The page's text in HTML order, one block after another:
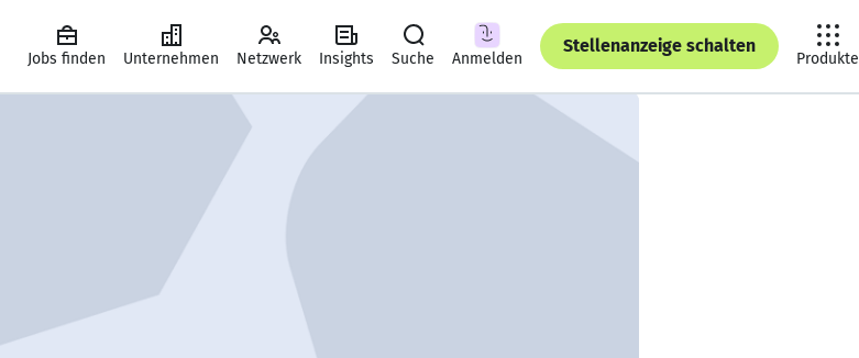
Jobs finden Unternehmen Netzwerk Insights Suche Anmelden
Stellenanzeige schalten
Produkte